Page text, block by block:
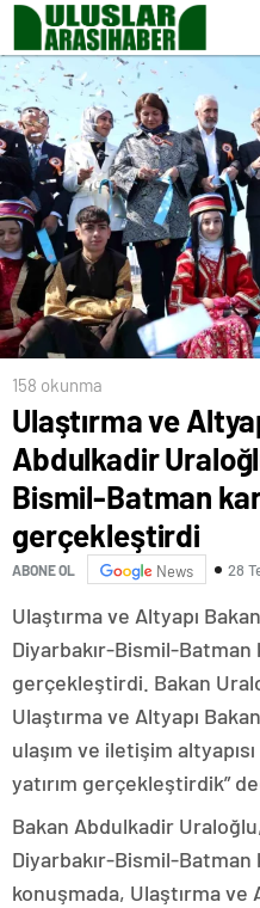
yolunun açılışını
158 okunma
Ulaştırma ve
Abdulkadir
Bismil-Batman
gerçekleştirdi
ABONE OL News 28
Ulaştırma ve Altyapı
Diyarbakır-Bismil-Batman
gerçekleştirdi. Bakan
Ulaştırma ve Altyapı
ulaşım ve iletişim
yatırım gerçekleştirdik”
Bakan Abdulkadir
Diyarbakır-Bismil-Batman
konuşmada, Ulaştırma ve